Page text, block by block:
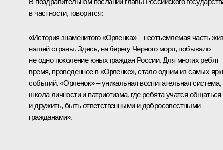
В поздравительном послании главы Российского
в частности, говорится:
«История знаменитого «Орленка» – неотъемлемая часть
нашей страны. Здесь, на берегу Черного моря, побывало
не одно поколение юных граждан России. Для многих ребят
время, проведенное в «Орленке», стало одним из самых
событий. «Орленок» – уникальная воспитательная система,
школа личности и патриотизма, где ребята учатся общаться
и дружить, быть ответственными и добросовестными
гражданами».